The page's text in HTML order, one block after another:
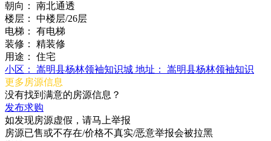
朝向：
南北通透
楼层：
中楼层/26层
电梯：
有电梯
装修：
精装修
用途：
住宅
小区：
嵩明县杨林领袖知识城 地址：
嵩明县杨林领袖知识
更多房源信息
没有找到满意的房源信息？
发布求购
如发现房源虚假，请马上举报
房源已售或不存在/价格不真实/恶意举报会被拉黑